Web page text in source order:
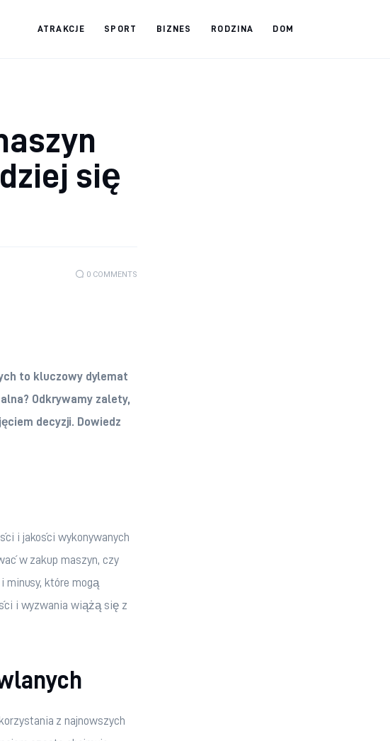
ATRAKCJE SPORT BIZNES RODZINA DOM
się
0 COMMENTS
to kluczowy dylemat
Odkrywamy zalety,
decyzji. Dowiedz
i jakości wykonywanych
w zakup maszyn, czy
minusy, które mogą
i wyzwania wiążą się z
z najnowszych